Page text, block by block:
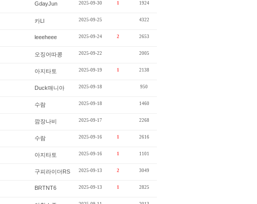
GdayJun 2025-09-30 1 1924
카Ll 2025-09-25 4322
leeeheee 2025-09-24 2 2653
오징어따콩 2025-09-22 2005
아지타토 2025-09-19 1 2138
Duck매니아 2025-09-18 950
수람 2025-09-18 1460
깜장나비 2025-09-17 2268
수람 2025-09-16 1 2616
아지타토 2025-09-16 1 1101
구피라이더RS 2025-09-13 2 3049
BRTNT6 2025-09-13 1 2825